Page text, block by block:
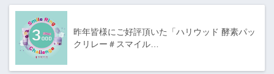
昨年皆様にご好評頂いた「ハリウッド 酵素パッ
クリレー＃スマイル…